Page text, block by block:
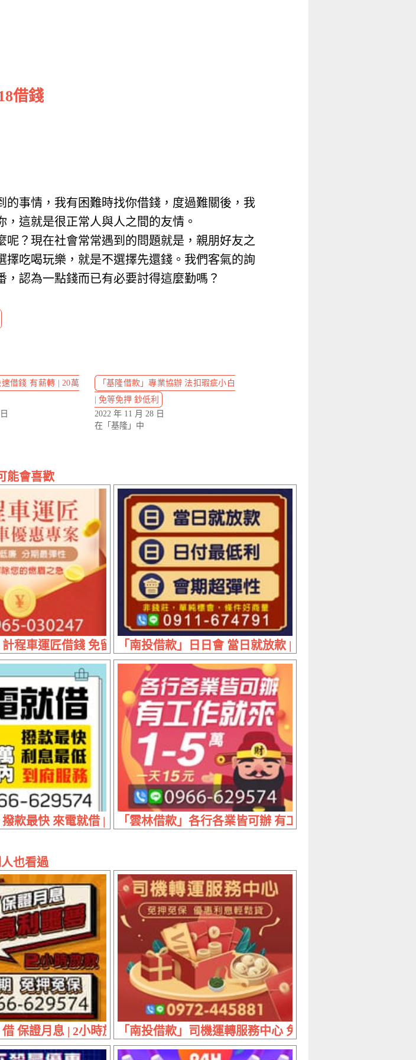
借錢
事情，我有困難時找你借錢，度過難關後，我
這就是很正常人與人之間的友情。
？現在社會常常遇到的問題就是，親朋好友之
擇吃喝玩樂，就是不選擇先還錢。我們客氣的詢
認為一點錢而已有必要討得這麼勤嗎？
速借錢 有薪轉 | 20萬
「基隆借款」專業協辦 法扣瑕疵小白
| 免等免押 鈔低利
2022 年 11 月 28 日
在「基隆」中
能會喜歡
審核馬上領現
計程車運匠借錢 免留車優惠專案 | 利息最低廉 分期最彈性
「南投借款」日日會 當日就放款 | 日付最低利 會期超彈性
來電立即放款
撥款最快 來電就借 | 5萬內 利息最低到府服務「雲林借款」各行各業皆可辦 有工作來就借 | 1~5萬 1天
也看過
專業
借 保證月息 | 2小時放款 自由分期遠離高利惡夢
「南投借款」司機運轉服務中心 免押免保 | 優惠利息 輕